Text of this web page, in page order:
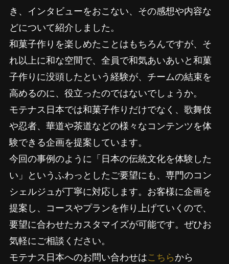
き、インタビューをおこない、その感想や内容な
どについて紹介しました。
和菓子作りを楽しめたことはもちろんですが、そ
れ以上に和な空間で、全員で和気あいあいと和菓
子作りに没頭したという経験が、チームの結束を
高めるのに、役立ったのではないでしょうか。
モテナス日本では和菓子作りだけでなく、歌舞伎
や忍者、華道や茶道などの様々なコンテンツを体
験できる企画を提案しています。
今回の事例のように「日本の伝統文化を体験した
い」というふわっとしたご要望にも、専門のコン
シェルジュが丁寧に対応します。お客様に企画を
提案し、コースやプランを作り上げていくので、
要望に合わせたカスタマイズが可能です。ぜひお
気軽にご相談ください。
モテナス日本へのお問い合わせはこちらから